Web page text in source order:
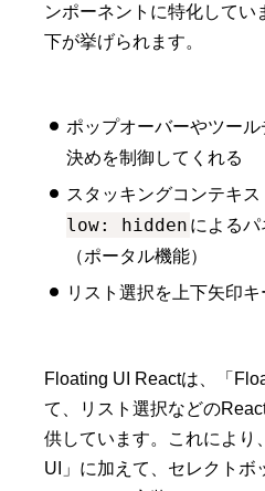
ンポーネントに特化してい
下が挙げられます。
ポップオーバーやツー
決めを制御してくれる
スタッキングコンテキス
low: hidden による
（ポータル機能）
リスト選択を上下矢印
Floating UI Reactは、「
て、リスト選択などの
供しています。これにより
UI」に加えて、セレクトボ